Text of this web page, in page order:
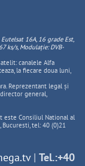
Eutelsat 16A, 16 grade Est,
ks/s, Modulație: DVB-
canalele Alfa
la fiecare doua luni,
Reprezentant legal și
general,
este Consiliul National al
tel: 40 (0)21
| Tel.:+40